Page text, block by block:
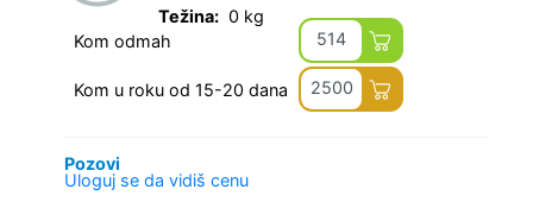
Težina: 0 kg
Kom odmah
514
Kom u roku od 15-20 dana 2500
Pozovi
Uloguj se da vidiš cenu